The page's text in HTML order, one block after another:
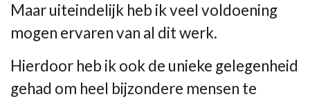
Maar uiteindelijk heb ik veel voldoening
mogen ervaren van al dit werk.
Hierdoor heb ik ook de unieke gelegenheid
gehad om heel bijzondere mensen te